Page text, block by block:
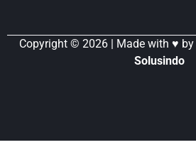
Copyright © 2026 | Made with ♥ by
Solusindo